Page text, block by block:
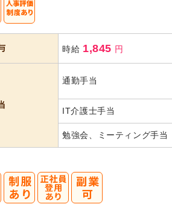
時給 1,845 円
通勤手当
IT介護士手当
勉強会、ミーティング手当